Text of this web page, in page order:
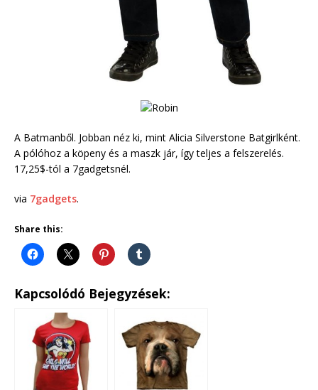
A Batmanből. Jobban néz ki, mint Alicia Silverstone Batgirlként.
A pólóhoz a köpeny és a maszk jár, így teljes a felszerelés.
17,25$-tól a 7gadgetsnél.
via 7gadgets.
Share this:
Kapcsolódó Bejegyzések: